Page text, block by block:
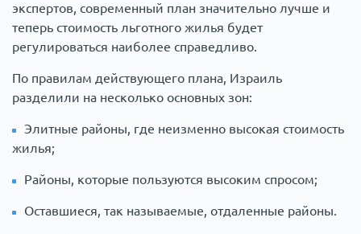
экспертов, современный план значительно лучше и
теперь стоимость льготного жилья будет
регулироваться наиболее справедливо.
По правилам действующего плана, Израиль
разделили на несколько основных зон:
Элитные районы, где неизменно высокая стоимость
жилья;
Районы, которые пользуются высоким спросом;
Оставшиеся, так называемые, отдаленные районы.